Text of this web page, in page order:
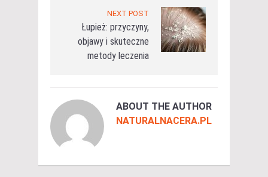
NEXT POST
Łupież: przyczyny,
objawy i skuteczne
metody leczenia
ABOUT THE AUTHOR
NATURALNACERA.PL